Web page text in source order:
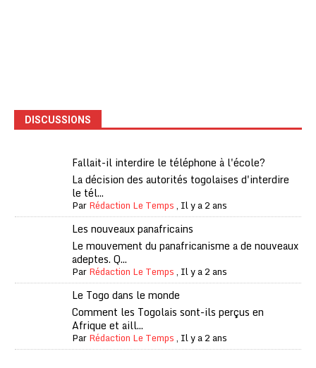
DISCUSSIONS
Fallait-il interdire le téléphone à l'école?
La décision des autorités togolaises d'interdire
le tél...
ParRédaction Le Temps, Il y a 2 ans
Les nouveaux panafricains
Le mouvement du panafricanisme a de nouveaux
adeptes. Q...
ParRédaction Le Temps, Il y a 2 ans
Le Togo dans le monde
Comment les Togolais sont-ils perçus en
Afrique et aill...
ParRédaction Le Temps, Il y a 2 ans